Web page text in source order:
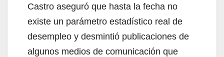
Castro aseguró que hasta la fecha no
existe un parámetro estadístico real de
desempleo y desmintió publicaciones de
algunos medios de comunicación que